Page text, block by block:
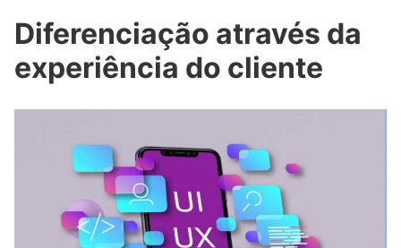
Diferenciação através da
experiência do cliente